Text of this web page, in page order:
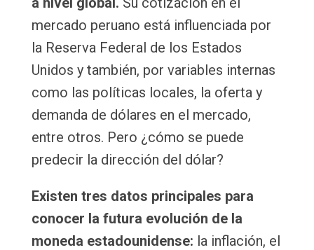
mercado peruano está influenciada por
la Reserva Federal de los Estados
Unidos y también, por variables internas
como las políticas locales, la oferta y
demanda de dólares en el mercado,
entre otros. Pero ¿cómo se puede
predecir la dirección del dólar?
Existen tres datos principales para
conocer la futura evolución de la
moneda estadounidense: la inflación, el